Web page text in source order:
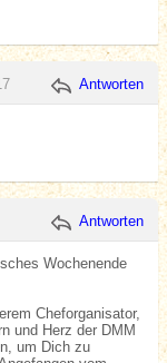
Antworten
Antworten
Wochenende
Cheforganisator,
und Herz der DMM
um Dich zu